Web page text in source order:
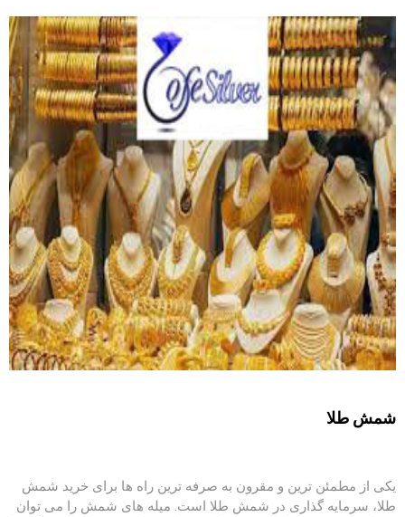
شمش طلا
یکی از مطمئن ترین و مقرون به صرفه ترین راه ها برای خرید شمش
طلا، سرمایه گذاری در شمش طلا است. میله های شمش را می توان